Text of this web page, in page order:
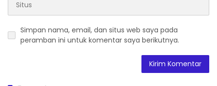
Simpan nama, email, dan situs web saya pada
peramban ini untuk komentar saya berikutnya.